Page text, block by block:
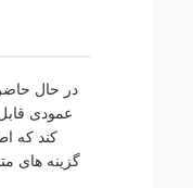
عمودی
کند که